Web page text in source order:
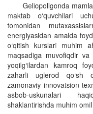
Geliopoligonda
maktab o‘quvchilari
tomonidan
energiyasidan amalda
o‘qitish kurslari muhim
maqsadiga muvofiqdir
yoqilg‘ilardan kamroq
zaharli uglerod qo‘sh
zamonaviy innovatsion
asbob-uskunalari
shaklantirishda muhim